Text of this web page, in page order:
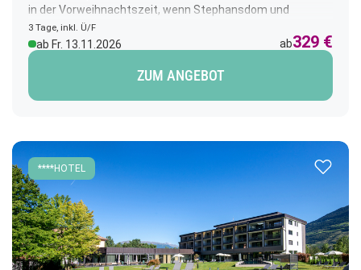
in der Vorweihnachtszeit, wenn Stephansdom und
Schloss Schönbrunn in ein Winterkleid gehüllt sind,
versprüht die Stadt einen ganz einzigartigen Charme. Der
köstliche Duft nach Punsch, Lebkuchen, Mandeln und
Honig versetzt alle Besucher in weihnachtliche Stimmung.
3 Tage, inkl. Ü/F
ab Fr. 13.11.2026 ab329 €
ZUM ANGEBOT
****HOTEL Zur